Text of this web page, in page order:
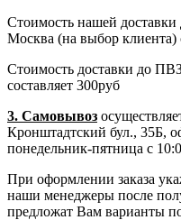
Стоимость нашей
Москва (на выбор клиента)
Стоимость доставки до
составляет 300руб
3. Самовывоз
Кронштадтский бул., 35Б,
понедельник-пятница с
При оформлении заказа
наши менеджеры после
предложат Вам варианты